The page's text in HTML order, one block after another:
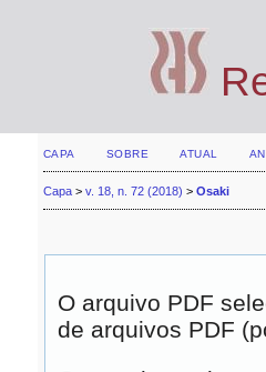
CAPA SOBRE ATUAL
Capa> v. 18, n. 72 (2018) > Osaki
O arquivo PDF
de arquivos PDF